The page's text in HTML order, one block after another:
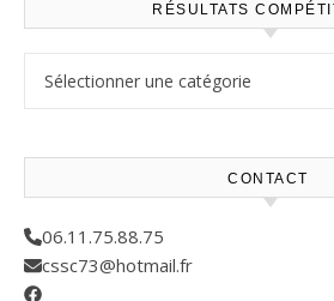
RÉSULTATS
CONTACT
06.11.75.88.75
cssc73@hotmail.fr